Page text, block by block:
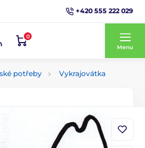
+420 555 222 029
0
Menu
potřeby Vykrajovátka